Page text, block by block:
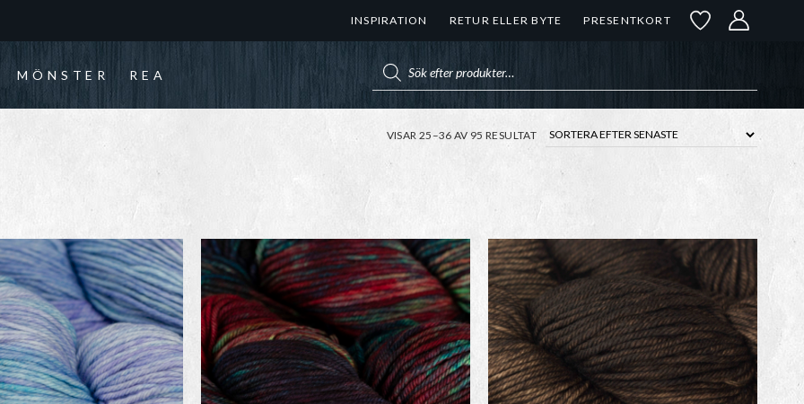
INSPIRATION RETUR ELLER BYTE PRESENTKORT
MÖNSTER REA
VISAR 25–36 AV 95 RESULTATSORTERA
EFTER